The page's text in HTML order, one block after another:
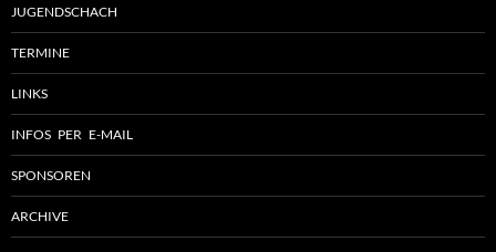
JUGENDSCHACH
TERMINE
LINKS
INFOS PER E-MAIL
SPONSOREN
ARCHIVE